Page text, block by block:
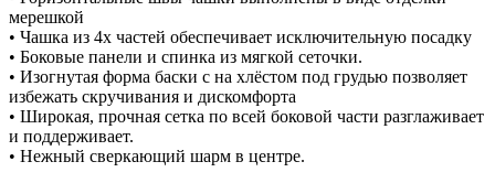
Black
мерешкой
• Чашка из 4х частей обеспечивает исключительную посадку
• Боковые панели и спинка из мягкой сеточки.
• Изогнутая форма баски с на хлёстом под грудью позволяет
избежать скручивания и дискомфорта
• Широкая, прочная сетка по всей боковой части разглаживает
и поддерживает.
• Нежный сверкающий шарм в центре.